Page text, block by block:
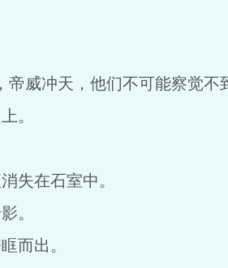
威冲天，他们不可能察觉不
。
失在石室中。
。
而出。